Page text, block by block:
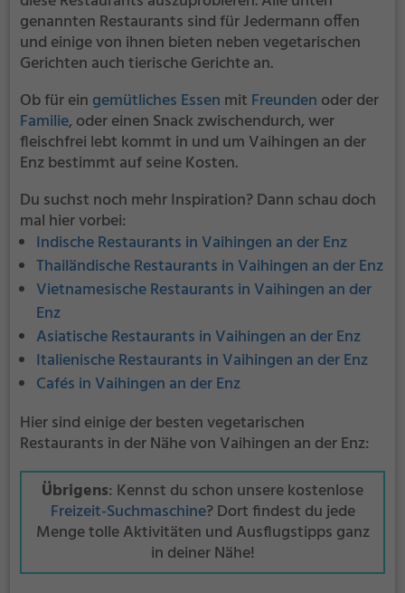
genannten Restaurants sind für Jedermann offen
und einige von ihnen bieten neben vegetarischen
Gerichten auch tierische Gerichte an.
Ob für ein gemütliches Essen mit Freunden oder der
Familie, oder einen Snack zwischendurch, wer
fleischfrei lebt kommt in und um Vaihingen an der
Enz bestimmt auf seine Kosten.
Du suchst noch mehr Inspiration? Dann schau doch
mal hier vorbei:
Indische Restaurants in Vaihingen an der Enz
Thailändische Restaurants in Vaihingen an der Enz
Vietnamesische Restaurants in Vaihingen an der
Enz
Asiatische Restaurants in Vaihingen an der Enz
Italienische Restaurants in Vaihingen an der Enz
Cafés in Vaihingen an der Enz
Hier sind einige der besten vegetarischen
Restaurants in der Nähe von Vaihingen an der Enz:
Übrigens: Kennst du schon unsere kostenlose
Freizeit-Suchmaschine? Dort findest du jede
Menge tolle Aktivitäten und Ausflugstipps ganz
in deiner Nähe!